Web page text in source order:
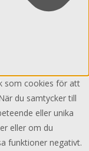
som cookies för att
du samtycker till
eller unika
eller om du
funktioner negativt.